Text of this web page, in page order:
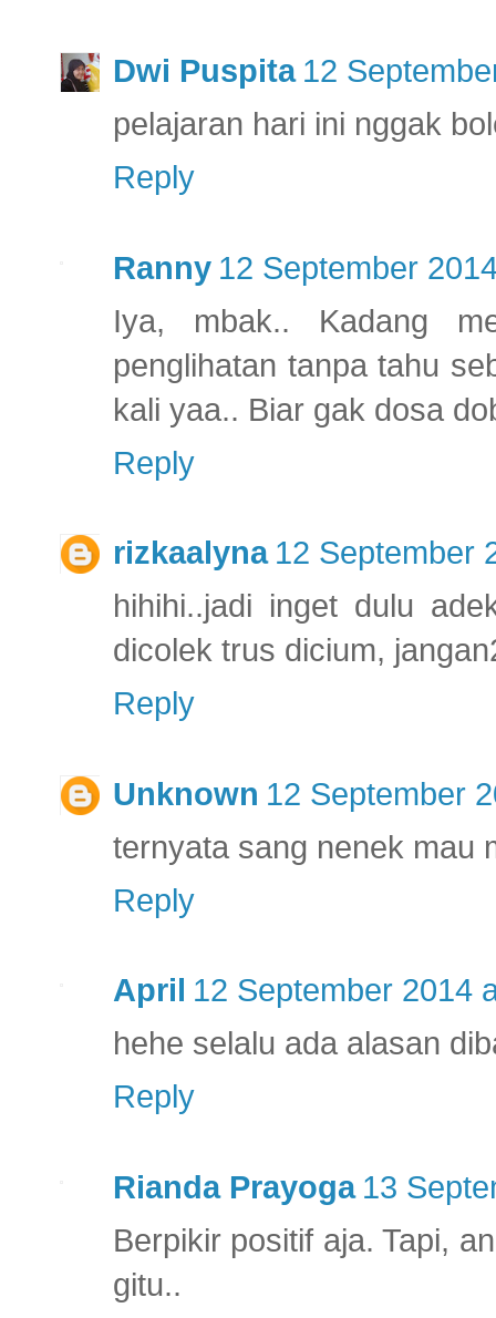
Dwi Puspita 12
pelajaran hari ini nggak
Reply
Ranny 12 September
Iya, mbak.. Kadang
penglihatan tanpa tahu
kali yaa.. Biar gak dosa
Reply
rizkaalyna 12 September
hihihi..jadi inget dulu
dicolek trus dicium,
Reply
Unknown 12 September
ternyata sang nenek mau
Reply
April 12 September 2014
hehe selalu ada alasan
Reply
Rianda Prayoga 13
Berpikir positif aja. Tapi,
gitu..